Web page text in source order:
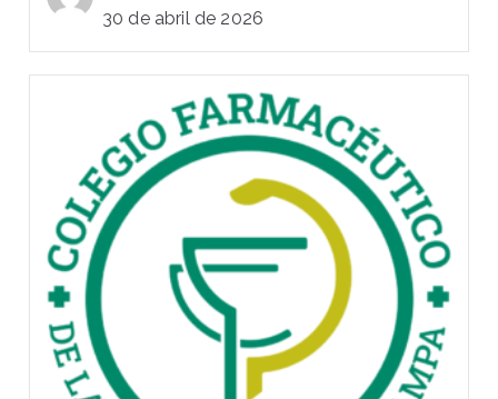
30 de abril de 2026